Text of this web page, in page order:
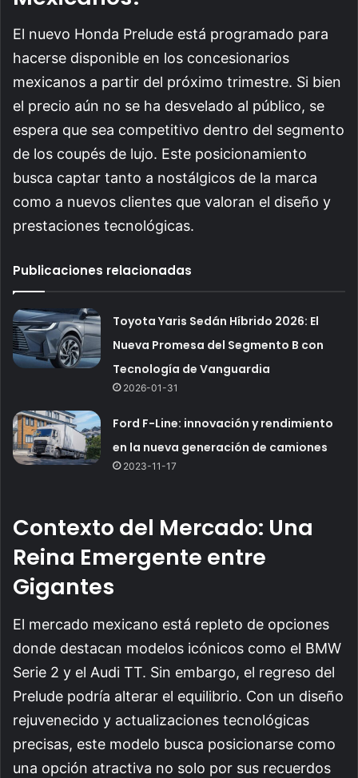
El nuevo Honda Prelude está programado para
hacerse disponible en los concesionarios
mexicanos a partir del próximo trimestre. Si bien
el precio aún no se ha desvelado al público, se
espera que sea competitivo dentro del segmento
de los coupés de lujo. Este posicionamiento
busca captar tanto a nostálgicos de la marca
como a nuevos clientes que valoran el diseño y
prestaciones tecnológicas.
Publicaciones relacionadas
Toyota Yaris Sedán Híbrido 2026: El
Nueva Promesa del Segmento B con
Tecnología de Vanguardia
2026-01-31
Ford F-Line: innovación y rendimiento
en la nueva generación de camiones
2023-11-17
Contexto del Mercado: Una
Reina Emergente entre
Gigantes
El mercado mexicano está repleto de opciones
donde destacan modelos icónicos como el BMW
Serie 2 y el Audi TT. Sin embargo, el regreso del
Prelude podría alterar el equilibrio. Con un diseño
rejuvenecido y actualizaciones tecnológicas
precisas, este modelo busca posicionarse como
una opción atractiva no solo por sus recuerdos